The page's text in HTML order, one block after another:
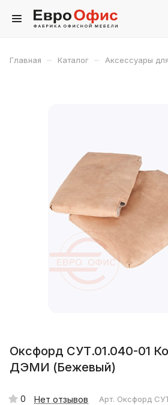
Главная – Каталог – Аксессуары
Оксфорд СУТ.01.040-01
ДЭМИ (Бежевый)
0 Нет отзывов Арт. Оксфорд